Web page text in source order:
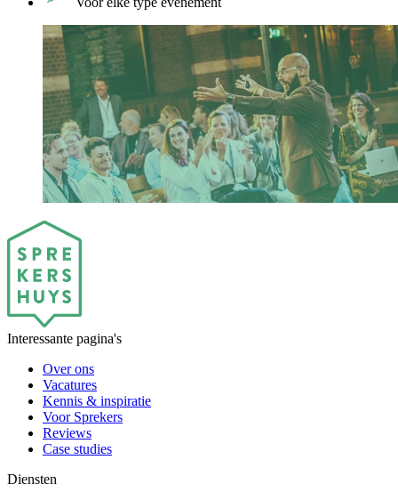
Interessante pagina's
Over ons
Vacatures
Kennis & inspiratie
Voor Sprekers
Reviews
Case studies
Diensten